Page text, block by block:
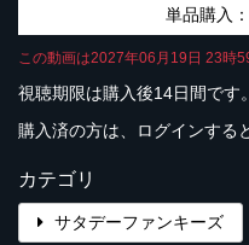
単品購入
この動画は2027年06月19日 23時
視聴期限は購入後14日間です。
購入済の方は、ログインする
カテゴリ
サタデーファンキーズ